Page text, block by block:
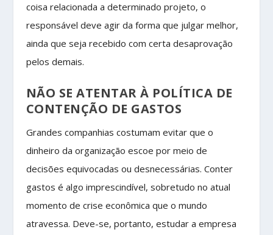
coisa relacionada a determinado projeto, o
responsável deve agir da forma que julgar melhor,
ainda que seja recebido com certa desaprovação
pelos demais.
NÃO SE ATENTAR À POLÍTICA DE
CONTENÇÃO DE GASTOS
Grandes companhias costumam evitar que o
dinheiro da organização escoe por meio de
decisões equivocadas ou desnecessárias. Conter
gastos é algo imprescindível, sobretudo no atual
momento de crise econômica que o mundo
atravessa. Deve-se, portanto, estudar a empresa